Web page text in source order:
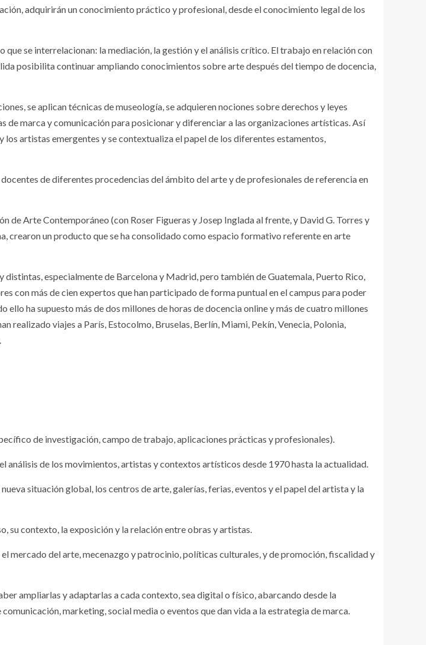
adquirirán un conocimiento práctico y profesional, desde el conocimiento legal de los
se interrelacionan: la mediación, la gestión y el análisis crítico. El trabajo en relación con
posibilita continuar ampliando conocimientos sobre arte después del tiempo de docencia,
se aplican técnicas de museología, se adquieren nociones sobre derechos y leyes
marca y comunicación para posicionar y diferenciar a las organizaciones artísticas. Así
artistas emergentes y se contextualiza el papel de los diferentes estamentos,
de diferentes procedencias del ámbito del arte y de profesionales de referencia en
de Arte Contemporáneo (con Roser Figueras y Josep Inglada al frente, y David G. Torres y
crearon un producto que se ha consolidado como espacio formativo referente en arte
especialmente de Barcelona y Madrid, pero también de Guatemala, Puerto Rico,
con más de cien expertos que han participado de forma puntual en el campus para poder
ha supuesto más de dos millones de horas de docencia online y más de cuatro millones
realizado viajes a París, Estocolmo, Bruselas, Berlín, Miami, Pekín, Venecia, Polonia,
de investigación, campo de trabajo, aplicaciones prácticas y profesionales).
de los movimientos, artistas y contextos artísticos desde 1970 hasta la actualidad.
situación global, los centros de arte, galerías, ferias, eventos y el papel del artista y la
su contexto, la exposición y la relación entre obras y artistas.
mercado del arte, mecenazgo y patrocinio, políticas culturales, y de promoción, fiscalidad y
ampliarlas y adaptarlas a cada contexto, sea digital o físico, abarcando desde la
marketing, social media o eventos que dan vida a la estrategia de marca.